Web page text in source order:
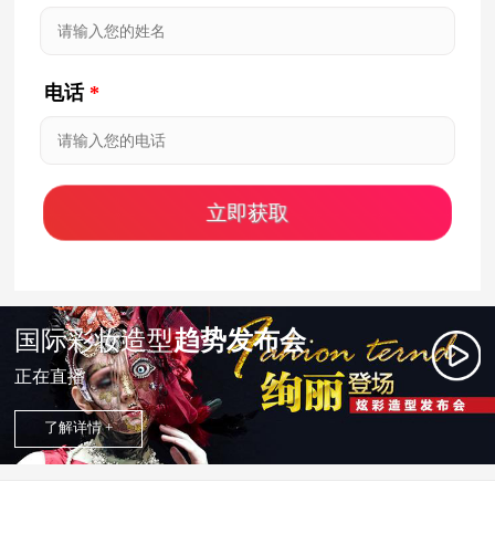
电话 *
国际彩妆造型趋势发布会
正在直播
了解详情 +